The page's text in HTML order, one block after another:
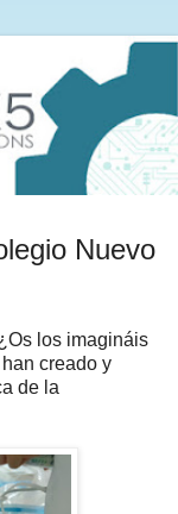
Nuevo
los imagináis
creado y
de la